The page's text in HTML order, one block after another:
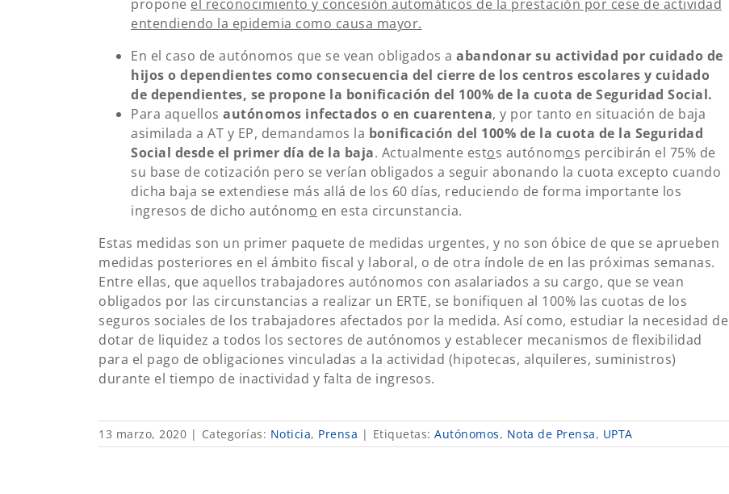
propone el reconocimiento y concesión automáticos de la prestación por cese de actividad
entendiendo la epidemia como causa mayor.
En el caso de autónomos que se vean obligados a abandonar su actividad por cuidado de
hijos o dependientes como consecuencia del cierre de los centros escolares y cuidado
de dependientes, se propone la bonificación del 100% de la cuota de Seguridad Social.
Para aquellos autónomos infectados o en cuarentena, y por tanto en situación de baja
asimilada a AT y EP, demandamos la bonificación del 100% de la cuota de la Seguridad
Social desde el primer día de la baja. Actualmente estos autónomos percibirán el 75% de
su base de cotización pero se verían obligados a seguir abonando la cuota excepto cuando
dicha baja se extendiese más allá de los 60 días, reduciendo de forma importante los
ingresos de dicho autónomo en esta circunstancia.
Estas medidas son un primer paquete de medidas urgentes, y no son óbice de que se aprueben
medidas posteriores en el ámbito fiscal y laboral, o de otra índole de en las próximas semanas.
Entre ellas, que aquellos trabajadores autónomos con asalariados a su cargo, que se vean
obligados por las circunstancias a realizar un ERTE, se bonifiquen al 100% las cuotas de los
seguros sociales de los trabajadores afectados por la medida. Así como, estudiar la necesidad de
dotar de liquidez a todos los sectores de autónomos y establecer mecanismos de flexibilidad
para el pago de obligaciones vinculadas a la actividad (hipotecas, alquileres, suministros)
durante el tiempo de inactividad y falta de ingresos.
13 marzo, 2020 | Categorías: Noticia, Prensa | Etiquetas: Autónomos, Nota de Prensa, UPTA